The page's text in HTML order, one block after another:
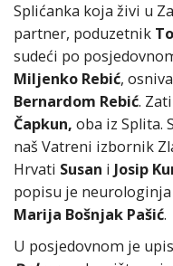
Splićanka koja živi u
partner, poduzetnik
sudeći po
Miljenko Rebić,
Bernardom Rebić.
Čapkun, oba iz Splita.
naš Vatreni izbornik
Hrvati Susan i Josip
popisu je neurologinja
Marija Bošnjak Pašić.
U posjedovnom je